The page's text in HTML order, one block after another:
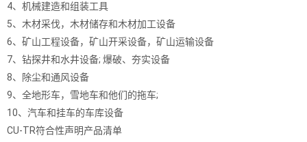
4、机械建造和组装工具
5、木材采伐，木材储存和木材加工设备
6、矿山工程设备，矿山开采设备，矿山运输设备
7、钻探井和水井设备; 爆破、夯实设备
8、除尘和通风设备
9、全地形车，雪地车和他们的拖车;
10、汽车和挂车的车库设备
CU-TR符合性声明产品清单